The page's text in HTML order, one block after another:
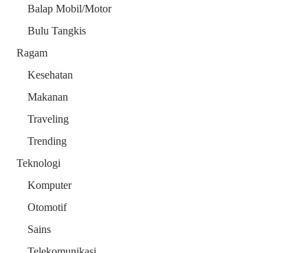
Balap Mobil/Motor
Bulu Tangkis
Ragam
Kesehatan
Makanan
Traveling
Trending
Teknologi
Komputer
Otomotif
Sains